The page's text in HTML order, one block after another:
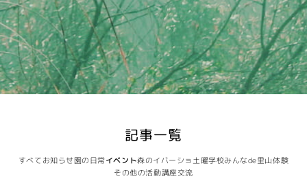
記事一覧
すべてお知らせ園の日常イベント森のイバーショ 土曜学校みんなde里山体験
その他の活動講座交流